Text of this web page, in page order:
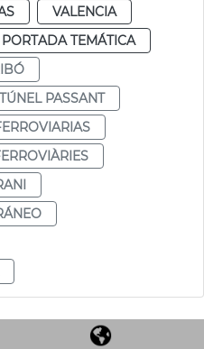
VALENCIA
TEMÁTICA
TÚNEL PASSANT